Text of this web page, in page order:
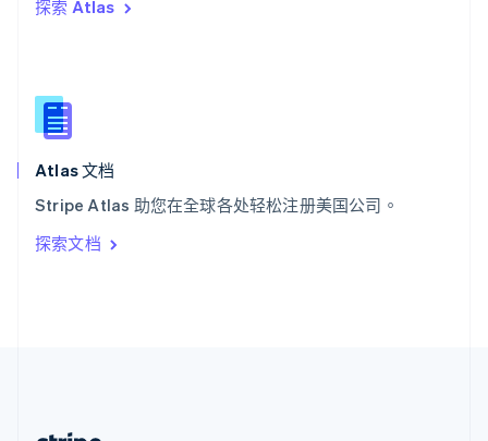
探索 Atlas
Atlas 文档
Stripe Atlas 助您在全球各处轻松注册美国公司。
探索文档
西班牙
新西兰
English
匈牙利
English
ItalianoEnglish
印度
English